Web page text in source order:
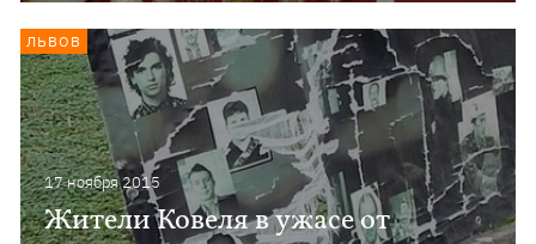
17 ноября 2015
Жители Ковеля в ужасе от
ЛЬВОВ